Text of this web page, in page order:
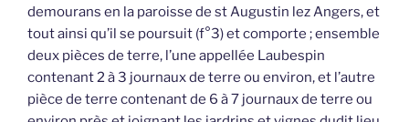
demourans en la paroisse de st Augustin lez Angers, et
tout ainsi qu’il se poursuit (f°3) et comporte ; ensemble
deux pièces de terre, l’une appellée Laubespin
contenant 2 à 3 journaux de terre ou environ, et l’autre
pièce de terre contenant de 6 à 7 journaux de terre ou